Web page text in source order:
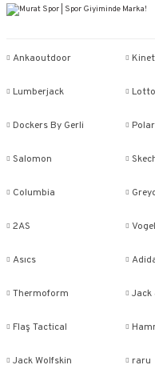
Ankaoutdoor
Lumberjack Lotto
Dockers By Gerli
Salomon
Columbia
2AS Vogel
Asıcs
Thermoform Jack
Flaş Tactical
Jack Wolfskin raru